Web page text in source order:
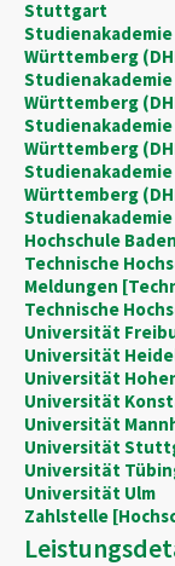
Stuttgart
Studienakademie
Württemberg
Studienakademie
Württemberg
Studienakademie
Württemberg
Studienakademie
Württemberg
Hochschule
Technische
Meldungen
Technische
Universität
Universität
Universität
Universität
Universität
Universität
Universität
Universität Ulm
Zahlstelle